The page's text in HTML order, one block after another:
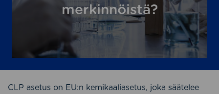
merkinnöistä?
CLP asetus on EU:n kemikaaliasetus, joka säätelee